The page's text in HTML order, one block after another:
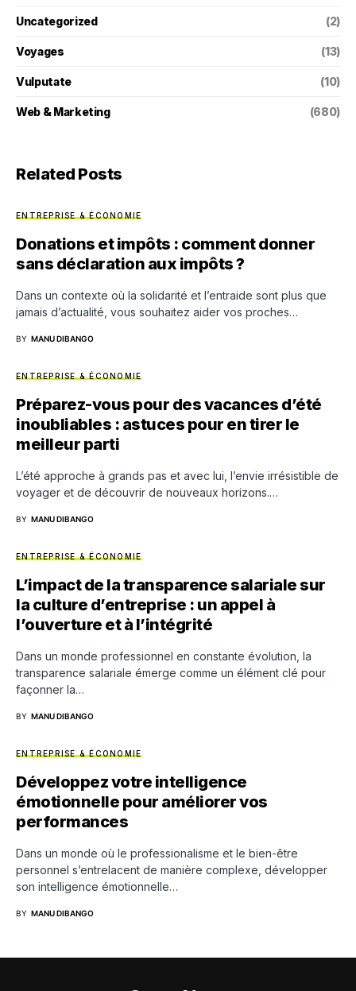
Uncategorized (2)
Voyages (13)
Vulputate (10)
Web & Marketing (680)
Related Posts
ENTREPRISE & ÉCONOMIE
Donations et impôts : comment donner
sans déclaration aux impôts ?
Dans un contexte où la solidarité et l’entraide sont plus que
jamais d’actualité, vous souhaitez aider vos proches…
BY MANU DIBANGO
ENTREPRISE & ÉCONOMIE
Préparez-vous pour des vacances d’été
inoubliables : astuces pour en tirer le
meilleur parti
L’été approche à grands pas et avec lui, l’envie irrésistible de
voyager et de découvrir de nouveaux horizons.…
BY MANU DIBANGO
ENTREPRISE & ÉCONOMIE
L’impact de la transparence salariale sur
la culture d’entreprise : un appel à
l’ouverture et à l’intégrité
Dans un monde professionnel en constante évolution, la
transparence salariale émerge comme un élément clé pour
façonner la…
BY MANU DIBANGO
ENTREPRISE & ÉCONOMIE
Développez votre intelligence
émotionnelle pour améliorer vos
performances
Dans un monde où le professionalisme et le bien-être
personnel s’entrelacent de manière complexe, développer
son intelligence émotionnelle…
BY MANU DIBANGO